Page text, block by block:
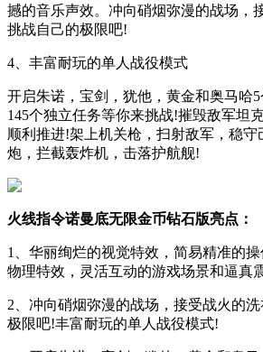
撼的音乐声效。冲向硝烟弥漫的战场，
挑战自己的极限吧!
4、丰富耐玩的单人战役模式
开启朱诺，宝剑，犹他，黄金和奥马哈
145个独立任务等你来挑战!摧毁敌军坦
顺利推进!架上机关枪，扫射敌军，稳
炮，拦截轰炸机，击落护航舰!
火线指令诺曼底无限金币钻石版亮点：
1、华丽绚烂的视觉特效，简易精准的
物理特效，灵活互动的游戏场景和逼真
2、冲向硝烟弥漫的战场，接受战火的
极限吧!丰富耐玩的单人战役模式!